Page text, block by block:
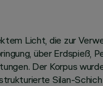
Licht, die zur
über Erdspieß,
Der Korpus
Silan-